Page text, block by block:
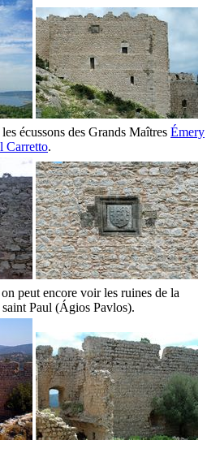
écussons des Grands Maîtres Émery
Carretto.
peut encore voir les ruines de la
Paul (Ágios Pavlos).